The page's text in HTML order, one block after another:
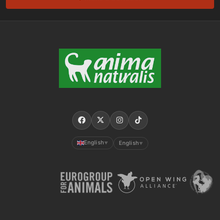
English ▼ English ▼